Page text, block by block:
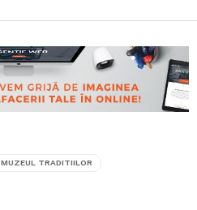
MUZEUL TRADITIILOR